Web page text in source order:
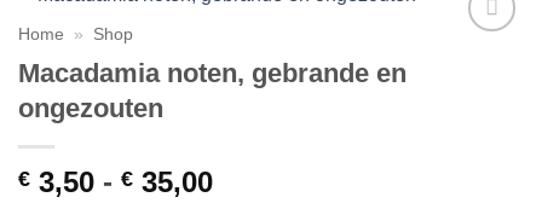
Home » Shop
Macadamia noten, gebrande en
ongezouten
€ 3,50 - € 35,00Prijsklasse: